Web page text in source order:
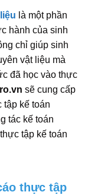
là một phần
hành của sinh
chỉ giúp sinh
vật liệu mà
đã học vào thực
sẽ cung cấp
tập kế toán
tác kế toán
tập kế toán
thực tập